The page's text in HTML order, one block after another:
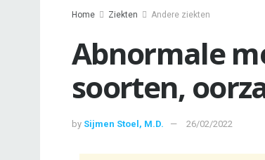
Home Ziekten Andere ziekten
Abnormale
soorten,
by Sijmen Stoel, M.D. 26/02/2022